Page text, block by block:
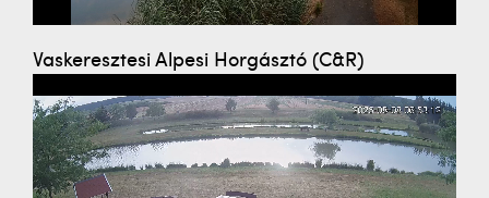
LIVE
Vaskeresztesi Alpesi Horgásztó (C&R)